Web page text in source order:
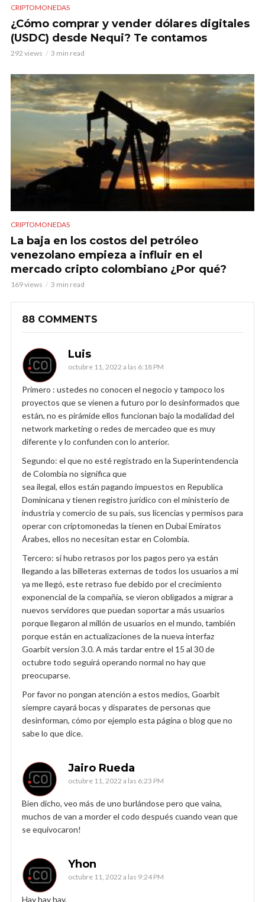
CRIPTOMONEDAS
¿Cómo comprar y vender dólares digitales
(USDC) desde Nequi? Te contamos
292 views 3 min read
CRIPTOMONEDAS
La baja en los costos del petróleo
venezolano empieza a influir en el
mercado cripto colombiano ¿Por qué?
169 views 3 min read
88 COMMENTS
Luis
octubre 11, 2022 a las 6:18 PM
Primero : ustedes no conocen el negocio y tampoco los
proyectos que se vienen a futuro por lo desinformados que
están, no es pirámide ellos funcionan bajo la modalidad del
network marketing o redes de mercadeo que es muy
diferente y lo confunden con lo anterior.
Segundo: el que no esté registrado en la Superintendencia
de Colombia no significa que
sea ilegal, ellos están pagando impuestos en Republica
Dominicana y tienen registro jurídico con el ministerio de
industria y comercio de su país, sus licencias y permisos para
operar con criptomonedas la tienen en Dubai Emiratos
Árabes, ellos no necesitan estar en Colombia.
Tercero: si hubo retrasos por los pagos pero ya están
llegando a las billeteras externas de todos los usuarios a mi
ya me llegó, este retraso fue debido por el crecimiento
exponencial de la compañía, se vieron obligados a migrar a
nuevos servidores que puedan soportar a más usuarios
porque llegaron al millón de usuarios en el mundo, también
porque están en actualizaciones de la nueva interfaz
Goarbit version 3.0. A más tardar entre el 15 al 30 de
octubre todo seguirá operando normal no hay que
preocuparse.
Por favor no pongan atención a estos medios, Goarbit
siempre cayará bocas y disparates de personas que
desinforman, cómo por ejemplo esta página o blog que no
sabe lo que dice.
Jairo Rueda
octubre 11, 2022 a las 6:23 PM
Bien dicho, veo más de uno burlándose pero que vaina,
muchos de van a morder el codo después cuando vean que
se equivocaron!
Yhon
octubre 11, 2022 a las 9:24 PM
Hay hay hay.